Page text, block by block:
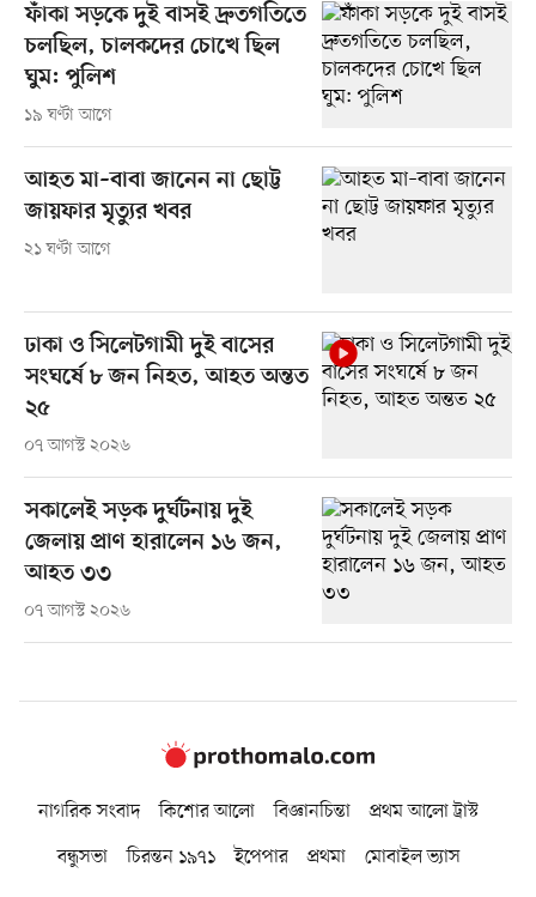
ফাঁকা সড়কে দুই বাসই দ্রুতগতিতে
চলছিল, চালকদের চোখে ছিল
ঘুম: পুলিশ
১৯ ঘণ্টা আগে
আহত মা–বাবা জানেন না ছোট্ট
জায়ফার মৃত্যুর খবর
২১ ঘণ্টা আগে
ঢাকা ও সিলেটগামী দুই বাসের
সংঘর্ষে ৮ জন নিহত, আহত অন্তত
২৫
০৭ আগস্ট ২০২৬
সকালেই সড়ক দুর্ঘটনায় দুই
জেলায় প্রাণ হারালেন ১৬ জন,
আহত ৩৩
০৭ আগস্ট ২০২৬
নাগরিক সংবাদ কিশোর আলো বিজ্ঞানচিন্তা
প্রথম আলো ট্রাস্ট
বন্ধুসভা
চিরন্তন ১৯৭১ ইপেপার প্রথমা মোবাইল ভ্যাস